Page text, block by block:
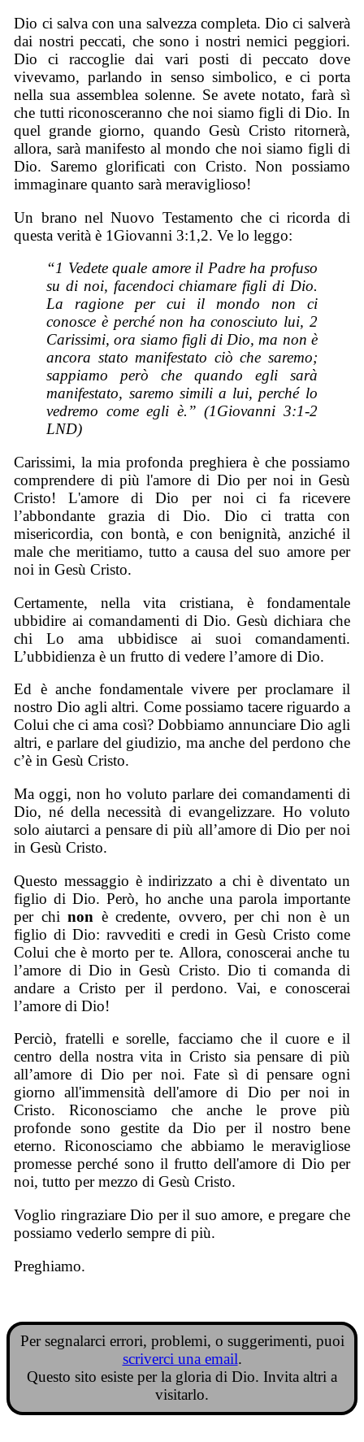
Dio ci salva con una salvezza completa. Dio ci salverà
dai nostri peccati, che sono i nostri nemici peggiori.
Dio ci raccoglie dai vari posti di peccato dove
vivevamo, parlando in senso simbolico, e ci porta
nella sua assemblea solenne. Se avete notato, farà sì
che tutti riconosceranno che noi siamo figli di Dio. In
quel grande giorno, quando Gesù Cristo ritornerà,
allora, sarà manifesto al mondo che noi siamo figli di
Dio. Saremo glorificati con Cristo. Non possiamo
immaginare quanto sarà meraviglioso!
Un brano nel Nuovo Testamento che ci ricorda di
questa verità è 1Giovanni 3:1,2. Ve lo leggo:
“1 Vedete quale amore il Padre ha profuso
su di noi, facendoci chiamare figli di Dio.
La ragione per cui il mondo non ci
conosce è perché non ha conosciuto lui, 2
Carissimi, ora siamo figli di Dio, ma non è
ancora stato manifestato ciò che saremo;
sappiamo però che quando egli sarà
manifestato, saremo simili a lui, perché lo
vedremo come egli è.” (1Giovanni 3:1-2
LND)
Carissimi, la mia profonda preghiera è che possiamo
comprendere di più l'amore di Dio per noi in Gesù
Cristo! L'amore di Dio per noi ci fa ricevere
l’abbondante grazia di Dio. Dio ci tratta con
misericordia, con bontà, e con benignità, anziché il
male che meritiamo, tutto a causa del suo amore per
noi in Gesù Cristo.
Certamente, nella vita cristiana, è fondamentale
ubbidire ai comandamenti di Dio. Gesù dichiara che
chi Lo ama ubbidisce ai suoi comandamenti.
L’ubbidienza è un frutto di vedere l’amore di Dio.
Ed è anche fondamentale vivere per proclamare il
nostro Dio agli altri. Come possiamo tacere riguardo a
Colui che ci ama così? Dobbiamo annunciare Dio agli
altri, e parlare del giudizio, ma anche del perdono che
c’è in Gesù Cristo.
Ma oggi, non ho voluto parlare dei comandamenti di
Dio, né della necessità di evangelizzare. Ho voluto
solo aiutarci a pensare di più all’amore di Dio per noi
in Gesù Cristo.
Questo messaggio è indirizzato a chi è diventato un
figlio di Dio. Però, ho anche una parola importante
per chinon è credente, ovvero, per chi non è un
figlio di Dio: ravvediti e credi in Gesù Cristo come
Colui che è morto per te. Allora, conoscerai anche tu
l’amore di Dio in Gesù Cristo. Dio ti comanda di
andare a Cristo per il perdono. Vai, e conoscerai
l’amore di Dio!
Perciò, fratelli e sorelle, facciamo che il cuore e il
centro della nostra vita in Cristo sia pensare di più
all’amore di Dio per noi. Fate sì di pensare ogni
giorno all'immensità dell'amore di Dio per noi in
Cristo. Riconosciamo che anche le prove più
profonde sono gestite da Dio per il nostro bene
eterno. Riconosciamo che abbiamo le meravigliose
promesse perché sono il frutto dell'amore di Dio per
noi, tutto per mezzo di Gesù Cristo.
Voglio ringraziare Dio per il suo amore, e pregare che
possiamo vederlo sempre di più.
Preghiamo.
Per segnalarci errori, problemi, o suggerimenti, puoi
scriverci una email.
Questo sito esiste per la gloria di Dio. Invita altri a
visitarlo.